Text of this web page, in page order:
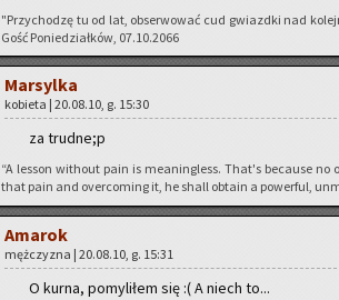
"Przy­cho­dzę tu od lat, ob­ser­wo­wać cud gwiazd­ki nad
Gość Po­nie­dział­ków, 07.10.2066
Mar­syl­ka
ko­bie­ta | 20.08.10, g. 15:30
za trud­ne;p
“A les­son wi­tho­ut pain is me­anin­gless. That's be­cau­se
that pain and over­co­ming it, he shall ob­ta­in a po­wer­ful,
Ama­rok
męż­czy­zna | 20.08.10, g. 15:31
O kurna, po­my­li­łem się :( A niech to...